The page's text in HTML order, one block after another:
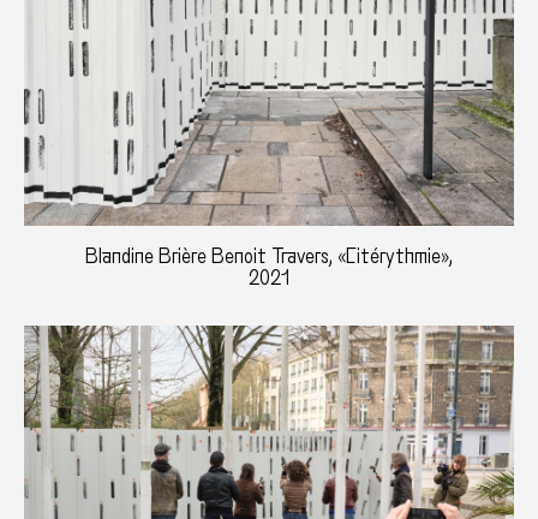
Blandine Brière Benoit Travers, «Citérythmie»,
2021